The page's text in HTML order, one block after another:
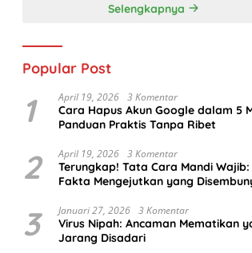
Selengkapnya
Popular Post
1 April 19, 2026 3 Komentar
Cara Hapus Akun Google dalam 5
Panduan Praktis Tanpa Ribet
2 April 19, 2026 3 Komentar
Terungkap! Tata Cara Mandi Wajib:
Fakta Mengejutkan yang
3 Januari 27, 2026 3 Komentar
Virus Nipah: Ancaman Mematikan
Jarang Disadari